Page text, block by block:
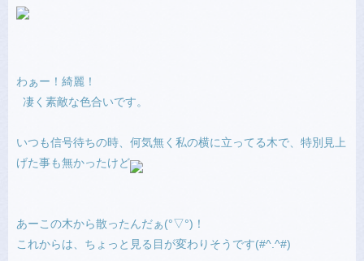
わぁー！綺麗！
凄く素敵な色合いです。
いつも信号待ちの時、何気無く私の横に立ってる木で、特別見上
げた事も無かったけど
あーこの木から散ったんだぁ(°▽°)！
これからは、ちょっと見る目が変わりそうです(#^.^#)